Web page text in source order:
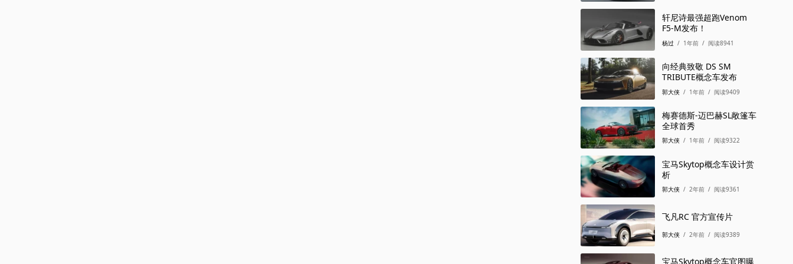
轩尼诗最强超跑Venom
F5-M发布！
杨过 / 1年前 / 阅读8941
向经典致敬 DS SM
TRIBUTE概念车发布
郭大侠 / 1年前 / 阅读9409
梅赛德斯-迈巴赫SL敞篷车
全球首秀
郭大侠 / 1年前 / 阅读9322
宝马Skytop概念车设计赏
析
郭大侠 / 2年前 / 阅读9361
飞凡RC 官方宣传片
郭大侠 / 2年前 / 阅读9389
宝马Skytop概念车官图曝